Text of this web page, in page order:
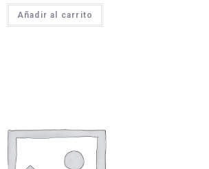
Añadir al carrito